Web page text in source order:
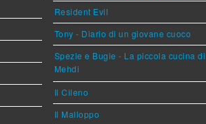
Resident Evil
Tony - Diario di un giovane cuoco
Spezie e Bugie - La piccola cucina di
Mehdi
Il Cileno
Il Malloppo